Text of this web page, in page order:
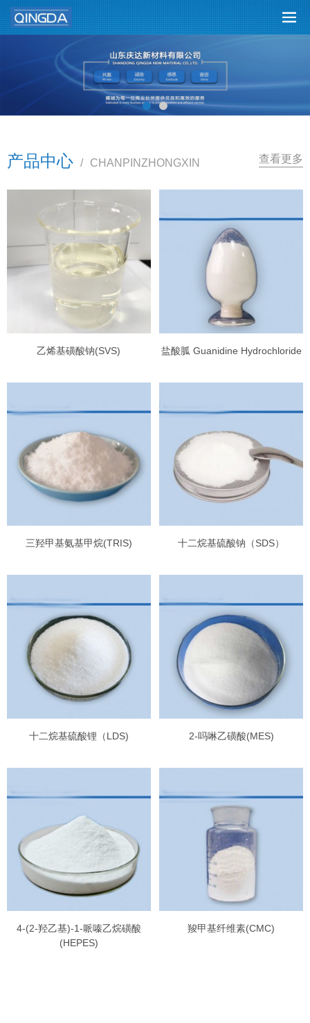
产品中心 / CHANPINZHONGXIN 查看更多
乙烯基磺酸钠(SVS) 盐酸胍 Guanidine Hydrochloride
三羟甲基氨基甲烷(TRIS) 十二烷基硫酸钠（SDS）
十二烷基硫酸锂（LDS) 2-吗啉乙磺酸(MES)
4-(2-羟乙基)-1-哌嗪乙烷磺酸
(HEPES)
羧甲基纤维素(CMC)